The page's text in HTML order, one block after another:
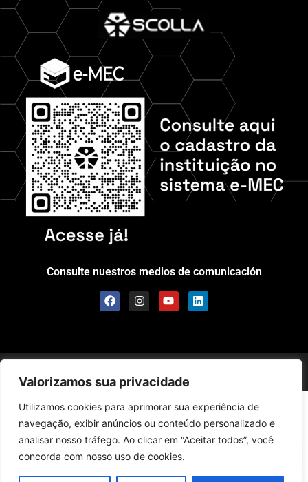
Valorizamos sua privacidade
Utilizamos cookies para aprimorar sua experiência de
navegação, exibir anúncios ou conteúdo personalizado e
analisar nosso tráfego. Ao clicar em “Aceitar todos”, você
concorda com nosso uso de cookies.
Consulte nuestros medios de comunicación